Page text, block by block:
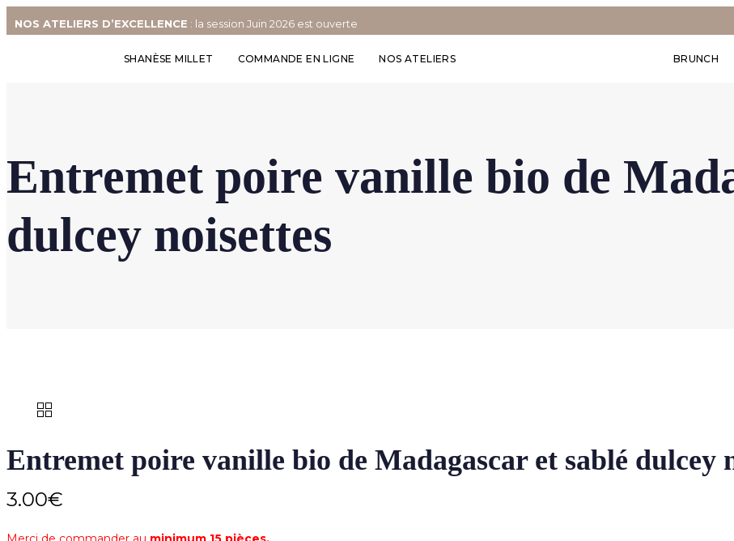
NOS ATELIERS D’EXCELLENCE : la session Juin 2026 est ouverte
SHANÈSE MILLET COMMANDE EN LIGNE NOS ATELIERS BRUNCH
Entremet poire vanille bio de
dulcey noisettes
Entremet poire vanille bio de Madagascar et sablé dulcey
3.00€